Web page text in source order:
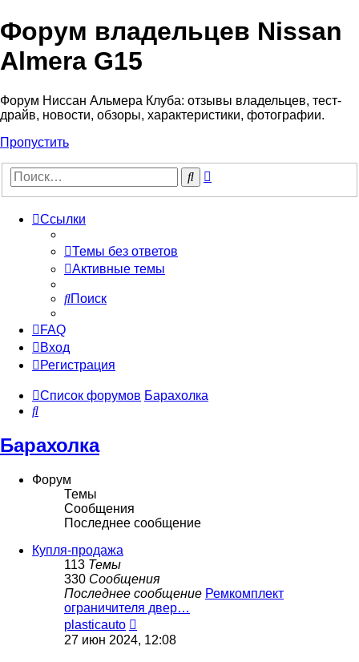
Форум владельцев Nissan
Almera G15
Форум Ниссан Альмера Клуба: отзывы владельцев, тест-
драйв, новости, обзоры, характеристики, фотографии.
Пропустить
Поиск
Ссылки
Темы без ответов
Активные темы
Поиск
FAQ
Вход
Регистрация
Список форумов Барахолка
Поиск
Барахолка
Форум
Темы
Сообщения
Последнее сообщение
Купля-продажа
113 Темы
330 Сообщения
Последнее сообщение Ремкомплект
ограничителя двер…
plasticauto
последнему
27 июн 2024, 12:08